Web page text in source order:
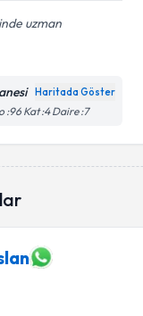
uzman
Haritada Göster
:96 Kat :4 Daire :7